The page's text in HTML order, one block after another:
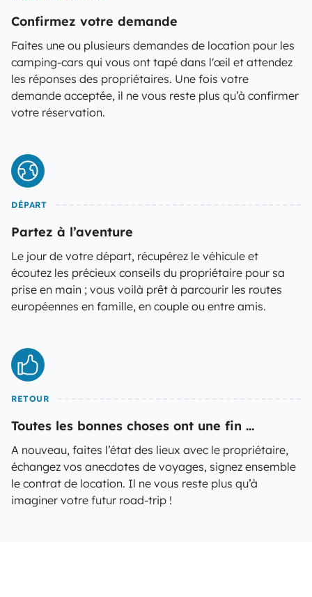
Confirmez votre demande
Faites une ou plusieurs demandes de location pour les
camping-cars qui vous ont tapé dans l'œil et attendez
les réponses des propriétaires. Une fois votre
demande acceptée, il ne vous reste plus qu’à confirmer
votre réservation.
DÉPART
Partez à l’aventure
Le jour de votre départ, récupérez le véhicule et
écoutez les précieux conseils du propriétaire pour sa
prise en main ; vous voilà prêt à parcourir les routes
européennes en famille, en couple ou entre amis.
RETOUR
Toutes les bonnes choses ont une fin ...
A nouveau, faites l’état des lieux avec le propriétaire,
échangez vos anecdotes de voyages, signez ensemble
le contrat de location. Il ne vous reste plus qu’à
imaginer votre futur road-trip !